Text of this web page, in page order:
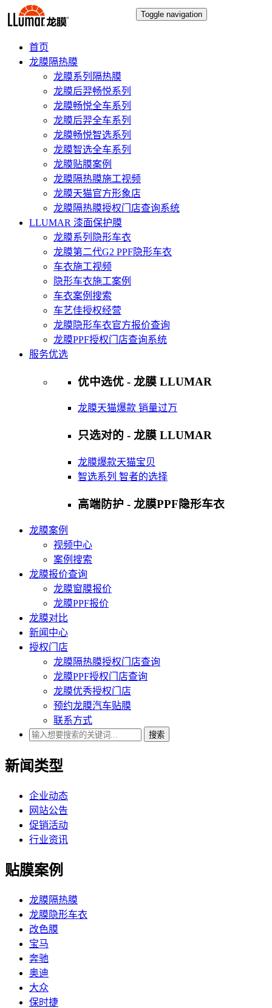
Toggle navigation
首页
龙膜隔热膜
龙膜系列隔热膜
龙膜后羿畅悦系列
龙膜畅悦全车系列
龙膜后羿全车系列
龙膜畅悦智选系列
龙膜智选全车系列
龙膜贴膜案例
龙膜隔热膜施工视频
龙膜天猫官方形象店
龙膜隔热膜授权门店查询系统
LLUMAR 漆面保护膜
龙膜系列隐形车衣
龙膜第二代G2 PPF隐形车衣
车衣施工视频
隐形车衣施工案例
车衣案例搜索
车艺佳授权经营
龙膜隐形车衣官方报价查询
龙膜PPF授权门店查询系统
服务优选
优中选优 - 龙膜 LLUMAR
龙膜天猫爆款 销量过万
只选对的 - 龙膜 LLUMAR
龙膜爆款天猫宝贝
智选系列 智者的选择
高端防护 - 龙膜PPF隐形车衣
龙膜案例
视频中心
案例搜索
龙膜报价查询
龙膜窗膜报价
龙膜PPF报价
龙膜对比
新闻中心
授权门店
龙膜隔热膜授权门店查询
龙膜PPF授权门店查询
龙膜优秀授权门店
预约龙膜汽车贴膜
联系方式
搜索
新闻类型
企业动态
网站公告
促销活动
行业资讯
贴膜案例
龙膜隔热膜
龙膜隐形车衣
改色膜
宝马
奔驰
奥迪
大众
保时捷